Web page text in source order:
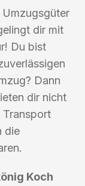
Umzugsgüter
dir mit
Du bist
Dann
dir nicht
Transport
die
Koch